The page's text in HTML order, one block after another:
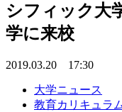
シフィック大
学に来校
2019.03.20 17:30
大学ニュース
教育カリキュラ